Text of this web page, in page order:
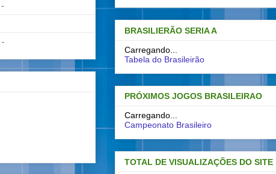
-
-
BRASILIERÃO SERIA A
Carregando...
Tabela do Brasileirão
PRÓXIMOS JOGOS BRASILEIRAO
Carregando...
Campeonato Brasileiro
TOTAL DE VISUALIZAÇÕES DO SITE